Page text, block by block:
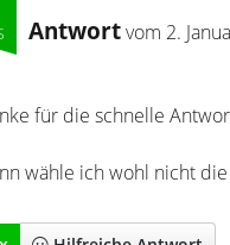
Antwortvom 2.
für die schnelle
wähle ich wohl nicht